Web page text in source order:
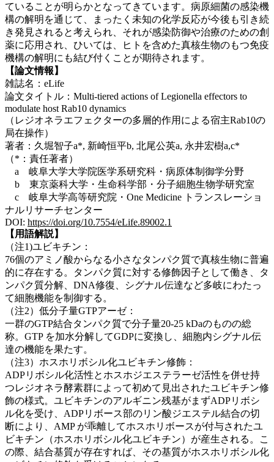
ていることが明らかとなってきています。病原細菌の感染機
構の解明を通じて、まったく未知の化学反応が今後も引き続
き発見されると考えられ、それが感染防御や治療のための創
薬に応用され、ひいては、ヒトを含めた真核生物のもつ免疫
機構の解明にも結び付くことが期待されます。
【論文情報】
雑誌名：eLife
論文タイトル：Multi-tiered actions of Legionella effectors to
modulate host Rab10 dynamics
（レジオネラエフェクターの多層的作用による宿主Rab10の
局在操作）
著者：久堀智子a*, 新崎恒平b, 北尾公英a, 永井宏樹a,c*
（*：責任著者）
a 岐阜大学大学院医学系研究科・病原体制御学分野
b 東京薬科大学・生命科学部・分子細胞生物学研究室
c 岐阜大学高等研究院・One Medicine トランスレーショ
ナルリサーチセンター
DOI: https://doi.org/10.7554/eLife.89002.1
【用語解説】
（注1)ユビキチン：
76個のアミノ酸からなる小さなタンパク質で真核生物に普遍
的に存在する。タンパク質に対する修飾因子として働き、タ
ンパク質分解、DNA修復、シグナル伝達など多岐にわたっ
て細胞機能を制御する。
（注2）低分子量GTPアーゼ：
一群のGTP結合タンパク質で分子量20-25 kDaのものの総
称。GTP を加水分解してGDPに変換し、細胞内シグナル伝
達の機能を果たす。
（注3）ホスホリボシル化ユビキチン修飾：
ADPリボシル化活性とホスホジエステラーゼ活性を併せ持
つレジオネラ酵素群によって初めて見出されたユビキチン修
飾の様式。ユビキチンのアルギニン残基がまずADPリボシ
ル化を受け、ADPリボース部のリン酸ジエステル結合の切
断により、AMP が乖離してホスホリボースが付与されたユ
ビキチン（ホスホリボシル化ユビキチン）が産生される。こ
の際、結合基質が存在すれば、その基質がホスホリボシル化